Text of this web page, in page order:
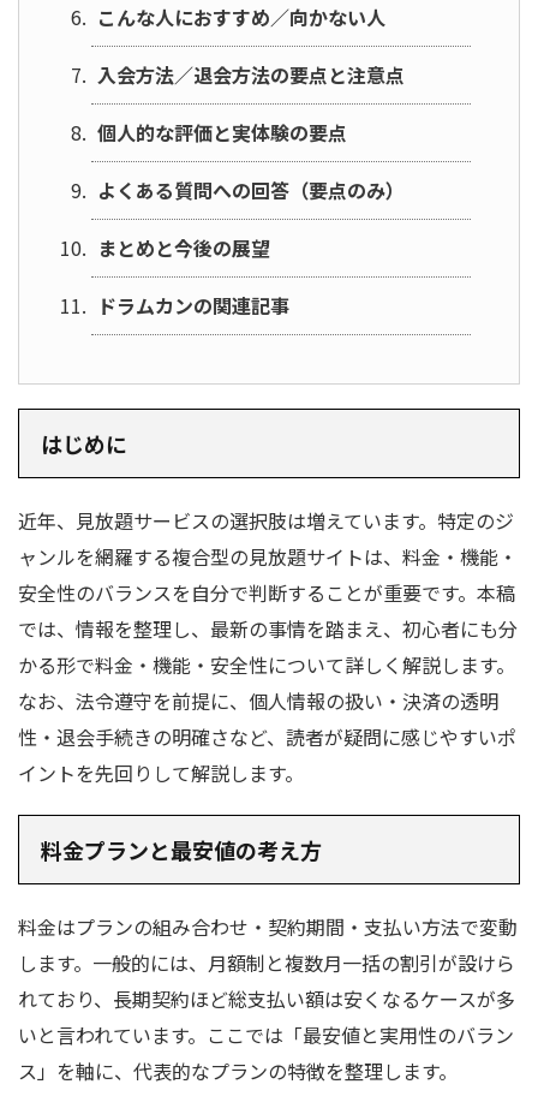
こんな人におすすめ／向かない人
入会方法／退会方法の要点と注意点
個人的な評価と実体験の要点
よくある質問への回答（要点のみ）
まとめと今後の展望
ドラムカンの関連記事
はじめに
近年、見放題サービスの選択肢は増えています。特定のジ
ャンルを網羅する複合型の見放題サイトは、料金・機能・
安全性のバランスを自分で判断することが重要です。本稿
では、情報を整理し、最新の事情を踏まえ、初心者にも分
かる形で料金・機能・安全性について詳しく解説します。
なお、法令遵守を前提に、個人情報の扱い・決済の透明
性・退会手続きの明確さなど、読者が疑問に感じやすいポ
イントを先回りして解説します。
料金プランと最安値の考え方
料金はプランの組み合わせ・契約期間・支払い方法で変動
します。一般的には、月額制と複数月一括の割引が設けら
れており、長期契約ほど総支払い額は安くなるケースが多
いと言われています。ここでは「最安値と実用性のバラン
ス」を軸に、代表的なプランの特徴を整理します。